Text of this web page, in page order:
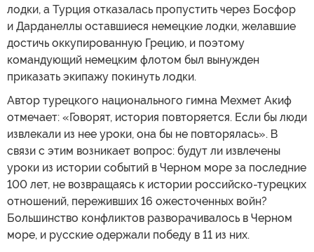
лодки, а Турция отказалась пропустить через Босфор
и Дарданеллы оставшиеся немецкие лодки, желавшие
достичь оккупированную Грецию, и поэтому
командующий немецким флотом был вынужден
приказать экипажу покинуть лодки.
Автор турецкого национального гимна Мехмет Акиф
отмечает: «Говорят, история повторяется. Если бы люди
извлекали из нее уроки, она бы не повторялась». В
связи с этим возникает вопрос: будут ли извлечены
уроки из истории событий в Черном море за последние
100 лет, не возвращаясь к истории российско-турецких
отношений, переживших 16 ожесточенных войн?
Большинство конфликтов разворачивалось в Черном
море, и русские одержали победу в 11 из них.